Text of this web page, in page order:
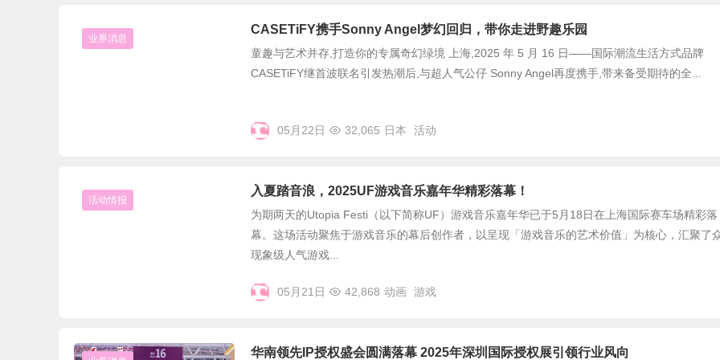
业界消息
CASETiFY携手Sonny Angel梦幻回归，带你走进野趣乐园
童趣与艺术并存,打造你的专属奇幻绿境 上海,2025 年 5 月 16 日——国际潮流生活方式品牌
CASETiFY继首波联名引发热潮后,与超人气公仔 Sonny Angel再度携手,带来备受期待的全...
05月22日 32,065 日本 活动
活动情报
入夏踏音浪，2025UF游戏音乐嘉年华精彩落幕！
为期两天的Utopia Festi（以下简称UF）游戏音乐嘉年华已于5月18日在上海国际赛车场精彩落
幕。这场活动聚焦于游戏音乐的幕后创作者，以呈现「游戏音乐的艺术价值」为核心，汇聚了
现象级人气游戏...
05月21日 42,868 动画 游戏
华南领先IP授权盛会圆满落幕 2025年深圳国际授权展引领行业风向